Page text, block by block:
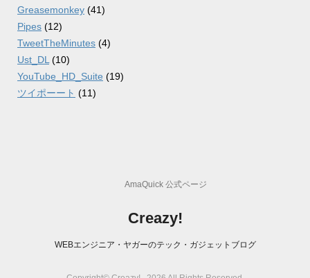
Greasemonkey (41)
Pipes (12)
TweetTheMinutes (4)
Ust_DL (10)
YouTube_HD_Suite (19)
ツイポーート (11)
AmaQuick 公式ページ
Creazy!
WEBエンジニア・ヤガーのテック・ガジェットブログ